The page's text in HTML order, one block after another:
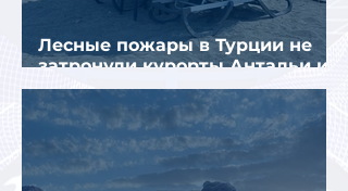
Лесные пожары в Турции не
затронули курорты Антальи и
Муглы